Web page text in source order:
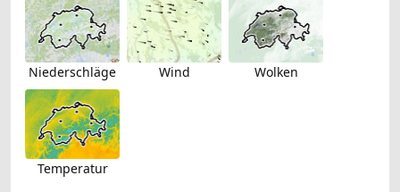
Niederschläge Wind Wolken
Temperatur